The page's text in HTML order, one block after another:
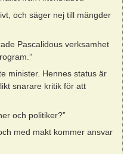
och säger nej till mängder
Pascalidous verksamhet
minister. Hennes status är
snarare kritik för att
och politiker?”
med makt kommer ansvar